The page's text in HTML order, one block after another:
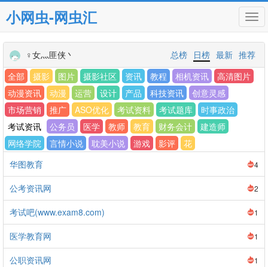
小网虫-网虫汇
♀女灬匪侠丶 推荐
最新
日榜
总榜
全部
摄影 图片 摄影社区 资讯 教程 相机资讯
高清图片
动漫资讯
动漫 运营 设计 产品 科技资讯
创意灵感
市场营销
推广 ASO优化 考试资料 考试题库
时事政治
考试资讯
公务员 医学 教师 教育 财务会计
建造师
网络学院
言情小说 耽美小说 游戏 影评
花
华图教育
4
公考资讯网 2
考试吧(www.exam8.com) 1
医学教育网 1
公职资讯网 1